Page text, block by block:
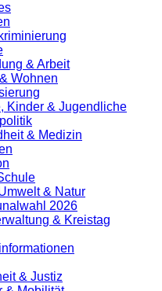
& Arbeit
Wohnen
Kinder & Jugendliche
& Medizin
& Natur
2026
& Kreistag
& Justiz